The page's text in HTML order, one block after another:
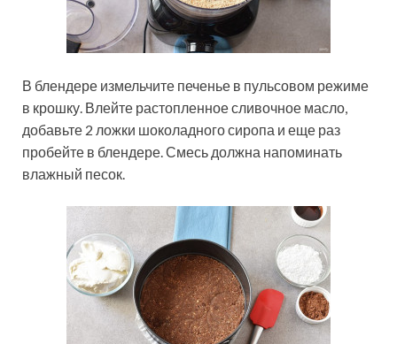
В блендере измельчите печенье в пульсовом режиме
в крошку. Влейте растопленное сливочное масло,
добавьте 2 ложки шоколадного сиропа и еще раз
пробейте в блендере. Смесь должна напоминать
влажный песок.